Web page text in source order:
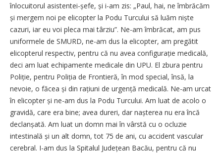
înlocuitorul asistentei-șefe, și i-am zis: „Paul, hai, ne îmbrăcăm
și mergem noi pe elicopter la Podu Turcului să luăm niște
cazuri, iar eu voi pleca mai târziu”. Ne-am îmbrăcat, am pus
uniformele de SMURD, ne-am dus la elicopter, am pregătit
elicopterul respectiv, pentru că nu avea configurație medicală,
deci am luat echipamente medicale din UPU. El zbura pentru
Poliție, pentru Poliția de Frontieră, în mod special, însă, la
nevoie, o făcea și din rațiuni de urgență medicală. Ne-am urcat
în elicopter și ne-am dus la Podu Turcului. Am luat de acolo o
gravidă, care era bine; avea dureri, dar nașterea nu era încă
declanșată. Am luat un domn mai în vârstă cu o ocluzie
intestinală și un alt domn, tot 75 de ani, cu accident vascular
cerebral. I-am dus la Spitalul Județean Bacău, pentru că nu